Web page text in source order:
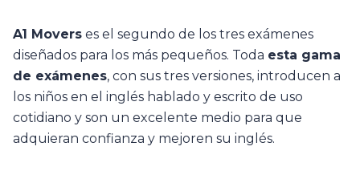
A1 Movers es el segundo de los tres exámenes
diseñados para los más pequeños. Toda esta gama
de exámenes, con sus tres versiones, introducen a
los niños en el inglés hablado y escrito de uso
cotidiano y son un excelente medio para que
adquieran confianza y mejoren su inglés.